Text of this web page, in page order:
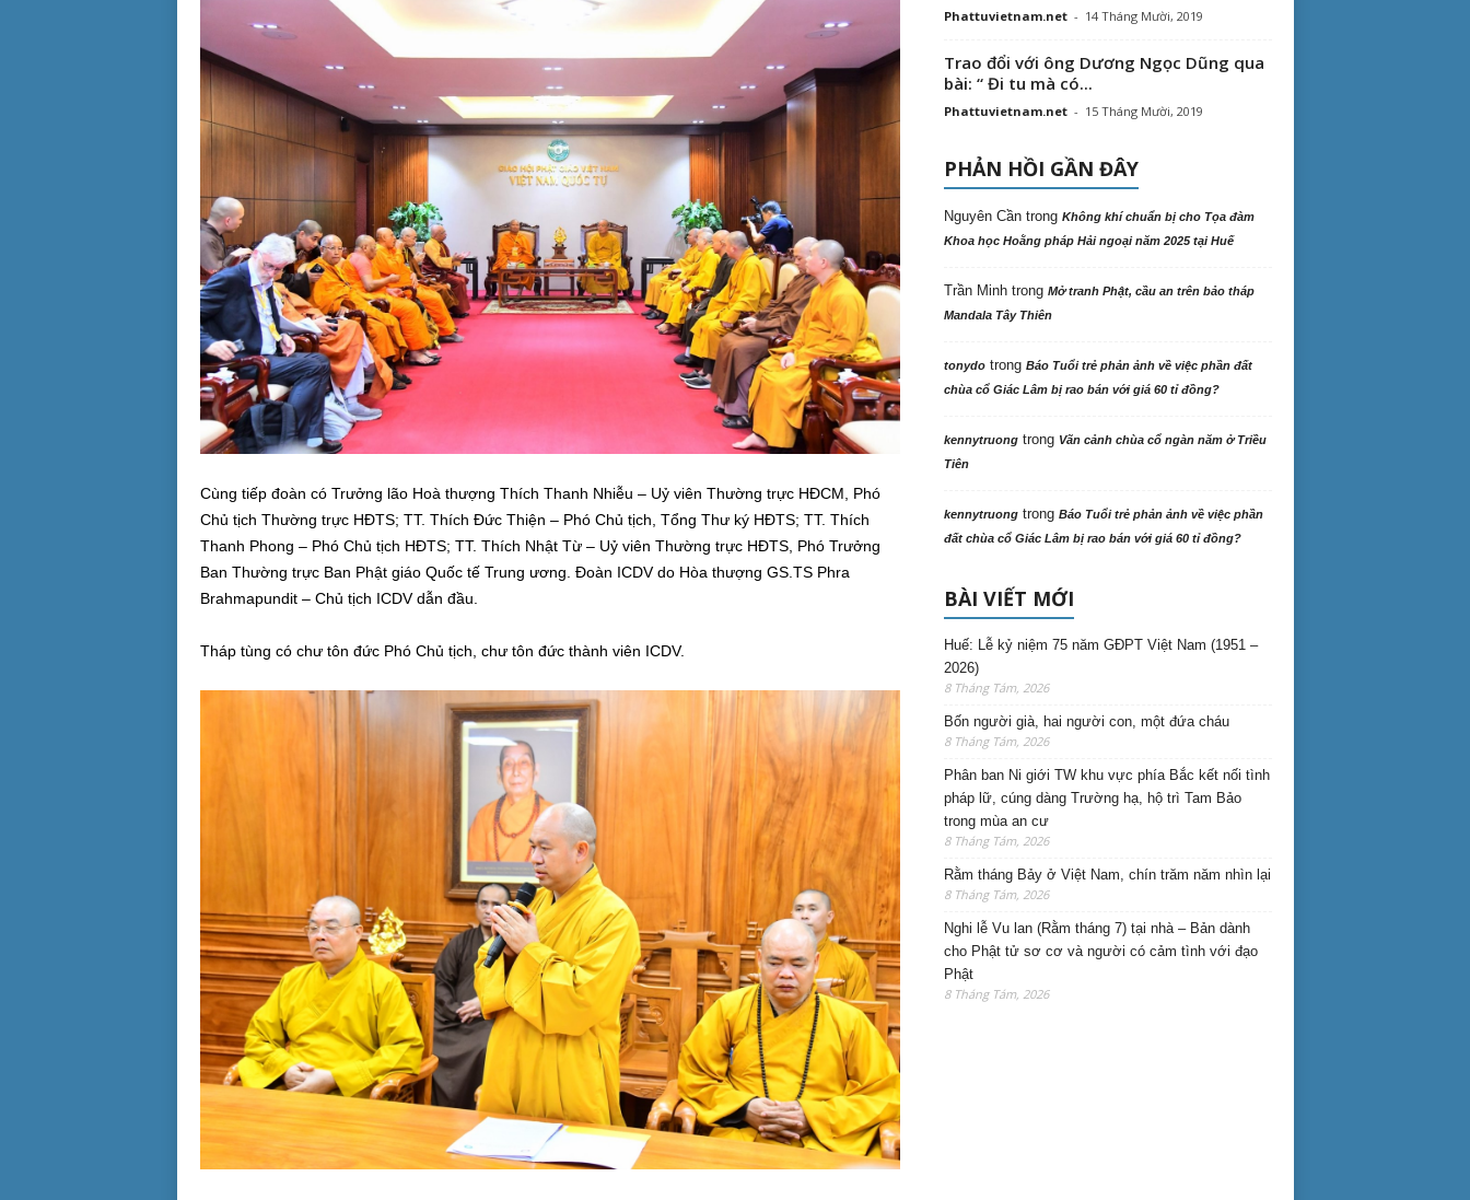
Cùng tiếp đoàn có Trưởng lão Hoà thượng Thích Thanh Nhiễu – Uỷ viên Thường trực HĐCM, Phó
Chủ tịch Thường trực HĐTS; TT. Thích Đức Thiện – Phó Chủ tịch, Tổng Thư ký HĐTS; TT. Thích
Thanh Phong – Phó Chủ tịch HĐTS; TT. Thích Nhật Từ – Uỷ viên Thường trực HĐTS, Phó Trưởng
Ban Thường trực Ban Phật giáo Quốc tế Trung ương. Đoàn ICDV do Hòa thượng GS.TS Phra
Brahmapundit – Chủ tịch ICDV dẫn đầu.
Tháp tùng có chư tôn đức Phó Chủ tịch, chư tôn đức thành viên ICDV.
Phattuvietnam.net - 14 Tháng Mười, 2019
Trao đổi với ông Dương Ngọc Dũng qua
bài: “ Đi tu mà có...
Phattuvietnam.net - 15 Tháng Mười, 2019
PHẢN HỒI GẦN ĐÂY
Nguyên Cầntrong Không khí chuẩn bị cho Tọa đàm
Khoa học Hoằng pháp Hải ngoại năm 2025 tại Huế
Trần Minhtrong Mở tranh Phật, cầu an trên bảo tháp
Mandala Tây Thiên
tonydotrong Báo Tuổi trẻ phản ảnh về việc phần đất
chùa cổ Giác Lâm bị rao bán với giá 60 tỉ đồng?
kennytruongtrong Vãn cảnh chùa cổ ngàn năm ở Triều
Tiên
kennytruongtrong Báo Tuổi trẻ phản ảnh về việc phần
đất chùa cổ Giác Lâm bị rao bán với giá 60 tỉ đồng?
BÀI VIẾT MỚI
Huế: Lễ kỷ niệm 75 năm GĐPT Việt Nam (1951 –
2026)
8 Tháng Tám, 2026
Bốn người già, hai người con, một đứa cháu
8 Tháng Tám, 2026
Phân ban Ni giới TW khu vực phía Bắc kết nối tình
pháp lữ, cúng dàng Trường hạ, hộ trì Tam Bảo
trong mùa an cư
8 Tháng Tám, 2026
Rằm tháng Bảy ở Việt Nam, chín trăm năm nhìn lại
8 Tháng Tám, 2026
Nghi lễ Vu lan (Rằm tháng 7) tại nhà – Bản dành
cho Phật tử sơ cơ và người có cảm tình với đạo
Phật
8 Tháng Tám, 2026